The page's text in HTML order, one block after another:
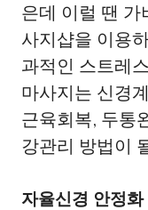
은데 이럴 땐
사지샵을 이용
과적인 스트레
마사지는 신경
근육회복, 두통
강관리 방법이
자율신경 안정화